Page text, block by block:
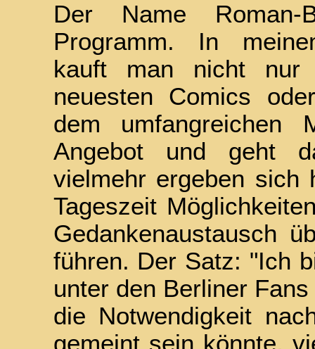
Der Name Roman-
Programm. In
kauft man nicht nur
neuesten Comics
dem umfangreichen
Angebot und geht
vielmehr ergeben sich
Tageszeit
Gedankenaustausch
führen. Der Satz: "Ich
unter den Berliner
die Notwendigkeit
gemeint sein könnte,